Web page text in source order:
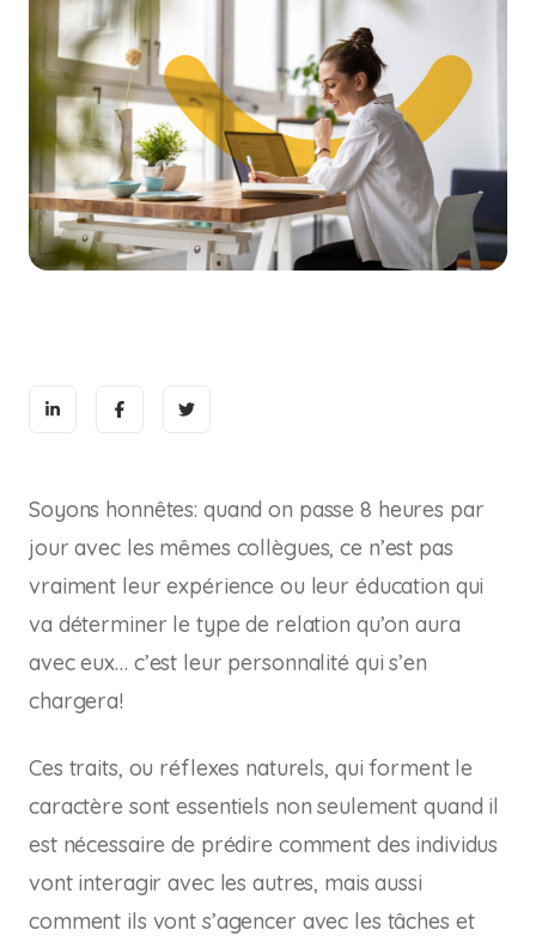
Soyons honnêtes: quand on passe 8 heures par
jour avec les mêmes collègues, ce n’est pas
vraiment leur expérience ou leur éducation qui
va déterminer le type de relation qu’on aura
avec eux… c’est leur personnalité qui s’en
chargera!
Ces traits, ou réflexes naturels, qui forment le
caractère sont essentiels non seulement quand il
est nécessaire de prédire comment des individus
vont interagir avec les autres, mais aussi
comment ils vont s’agencer avec les tâches et